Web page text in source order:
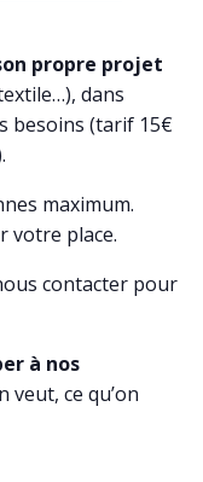
propre projet
dans
besoins (tarif 15€
maximum.
votre place.
contacter pour
à nos
ce qu’on